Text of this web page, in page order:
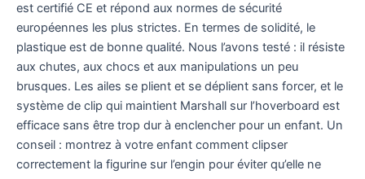
est certifié CE et répond aux normes de sécurité
européennes les plus strictes. En termes de solidité, le
plastique est de bonne qualité. Nous l’avons testé : il résiste
aux chutes, aux chocs et aux manipulations un peu
brusques. Les ailes se plient et se déplient sans forcer, et le
système de clip qui maintient Marshall sur l’hoverboard est
efficace sans être trop dur à enclencher pour un enfant. Un
conseil : montrez à votre enfant comment clipser
correctement la figurine sur l’engin pour éviter qu’elle ne